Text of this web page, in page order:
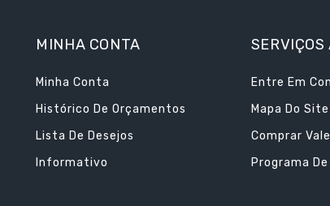
MINHA CONTA
Minha Conta
Histórico De Orçamentos
Lista De Desejos
Informativo
Entre Em
Mapa Do Site
Comprar
Programa